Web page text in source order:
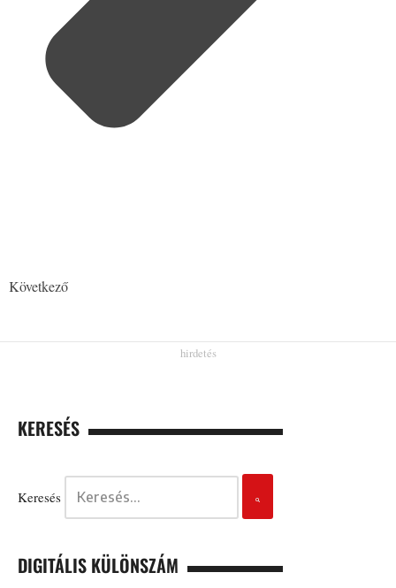
Következő
KERESÉS
Keresés
DIGITÁLIS KÜLÖNSZÁM